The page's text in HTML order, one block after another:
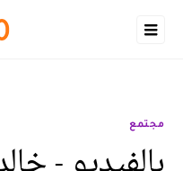
مجتمع
بالفيديو -